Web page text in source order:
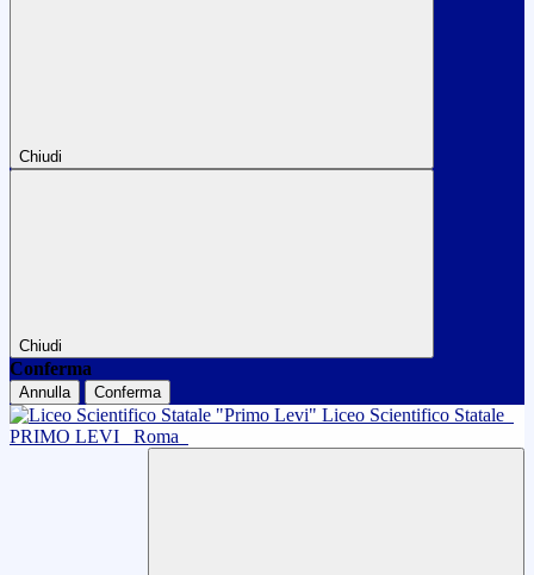
Chiudi
Chiudi
Conferma
Annulla Conferma
Liceo Scientifico Statale
PRIMO LEVI
Roma